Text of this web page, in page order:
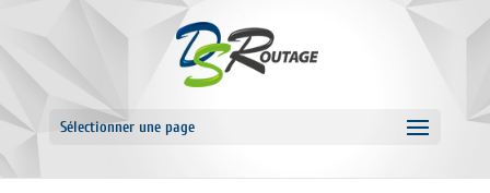
Sélectionner une page